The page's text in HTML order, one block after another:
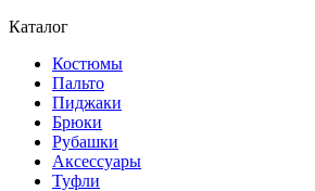
Каталог
Костюмы
Пальто
Пиджаки
Брюки
Рубашки
Аксессуары
Туфли